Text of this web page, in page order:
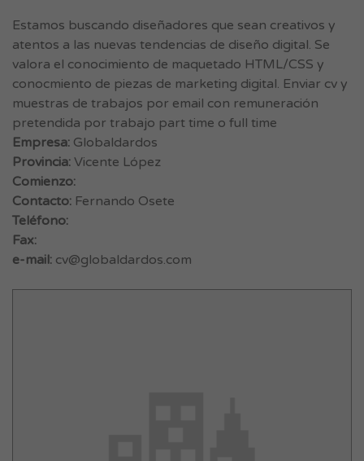
Estamos buscando diseñadores que sean creativos y
atentos a las nuevas tendencias de diseño digital. Se
valora el conocimiento de maquetado HTML/CSS y
conocmiento de piezas de marketing digital. Enviar cv y
muestras de trabajos por email con remuneración
pretendida por trabajo part time o full time
Empresa: Globaldardos
Provincia: Vicente López
Comienzo:
Contacto: Fernando Osete
Teléfono:
Fax:
e-mail: cv@globaldardos.com